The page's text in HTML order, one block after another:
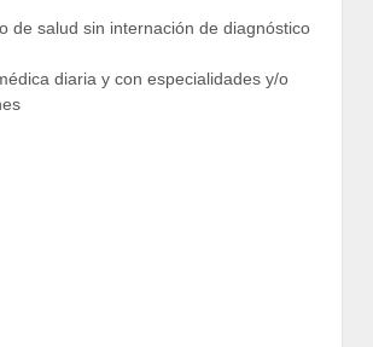
de salud sin internación de diagnóstico
diaria y con especialidades y/o